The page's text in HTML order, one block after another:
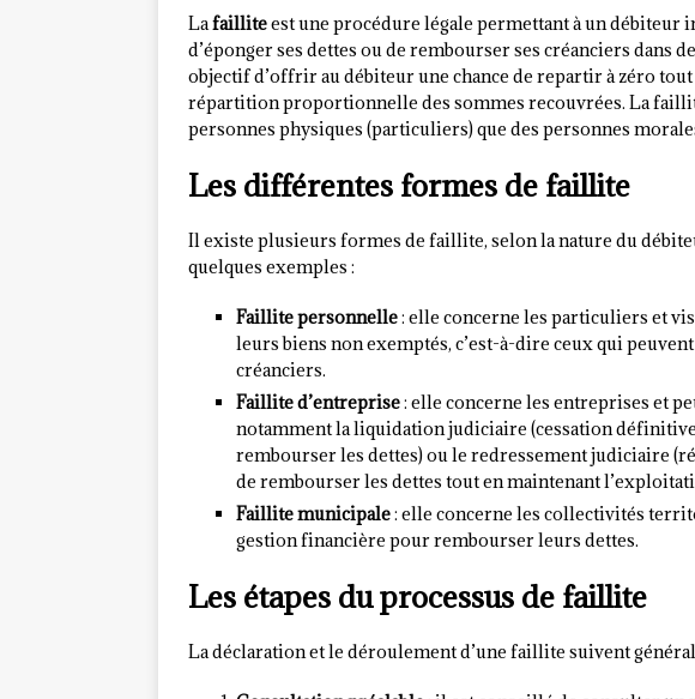
Lafailliteest une procédure légale permettant à un débiteur
d’éponger ses dettes ou de rembourser ses créanciers dans
objectif d’offrir au débiteur une chance de repartir à zéro
répartition proportionnelle des sommes recouvrées. La
personnes physiques (particuliers) que des personnes
Les différentes formes de faillite
Il existe plusieurs formes de faillite, selon la nature du
quelques exemples :
Faillite personnelle: elle concerne les particuliers et
leurs biens non exemptés, c’est-à-dire ceux qui
créanciers.
Faillite d’entreprise: elle concerne les entreprises et
notamment la liquidation judiciaire (cessation
rembourser les dettes) ou le redressement judiciaire
de rembourser les dettes tout en maintenant
Faillite municipale: elle concerne les collectivités
gestion financière pour rembourser leurs dettes.
Les étapes du processus de faillite
La déclaration et le déroulement d’une faillite suivent